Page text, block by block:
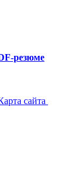
резюме
сайта